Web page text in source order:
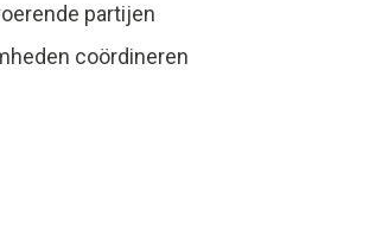
partijen
coördineren